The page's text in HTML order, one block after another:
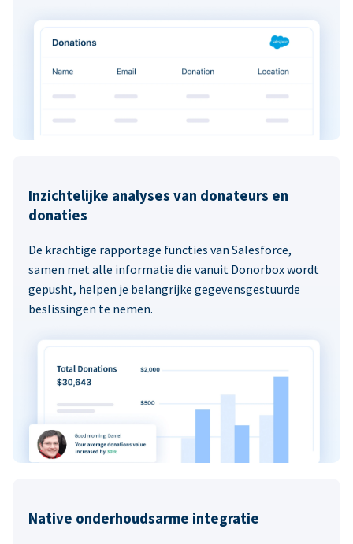
Inzichtelijke analyses van donateurs en
donaties
De krachtige rapportage functies van Salesforce,
samen met alle informatie die vanuit Donorbox wordt
gepusht, helpen je belangrijke gegevensgestuurde
beslissingen te nemen.
Native onderhoudsarme integratie